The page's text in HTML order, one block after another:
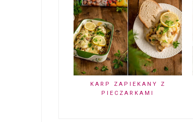
KARP ZAPIEKANY Z
PIECZARKAMI